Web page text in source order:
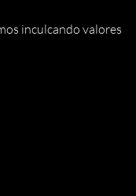
inculcando valores